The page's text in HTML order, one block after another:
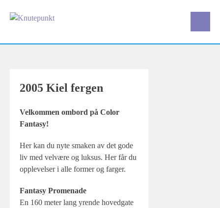
2005 Kiel fergen
Velkommen ombord på Color
Fantasy!
Her kan du nyte smaken av det gode
liv med velvære og luksus. Her får du
opplevelser i alle former og farger.
Fantasy Promenade
En 160 meter lang yrende hovedgate